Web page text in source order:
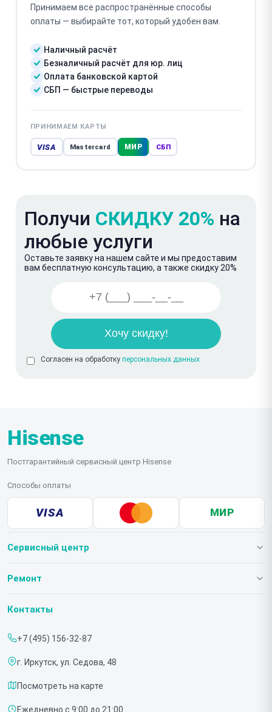
Принимаем все распространённые способы
оплаты — выбирайте тот, который удобен вам.
Наличный расчёт
Безналичный расчёт для юр. лиц
Оплата банковской картой
СБП — быстрые переводы
ПРИНИМАЕМ КАРТЫ
VISA Mastercard МИР СБП
Получи СКИДКУ 20% на
любые услуги
Оставьте заявку на нашем сайте и мы предоставим
вам бесплатную консультацию, а также скидку 20%
Согласен на обработку персональных данных
Hisense
Постгарантийный сервисный центр Hisense
Способы оплаты
VISA МИР
Сервисный центр
О нашем сервисе
Срочный ремонт
Доставка и способы оплаты
Диагностика
Ремонт
Телевизоров
Контакты
+7 (495) 156-32-87
г. Иркутск, ул. Седова, 48
Посмотреть на карте
Ежедневно с 9:00 до 21:00